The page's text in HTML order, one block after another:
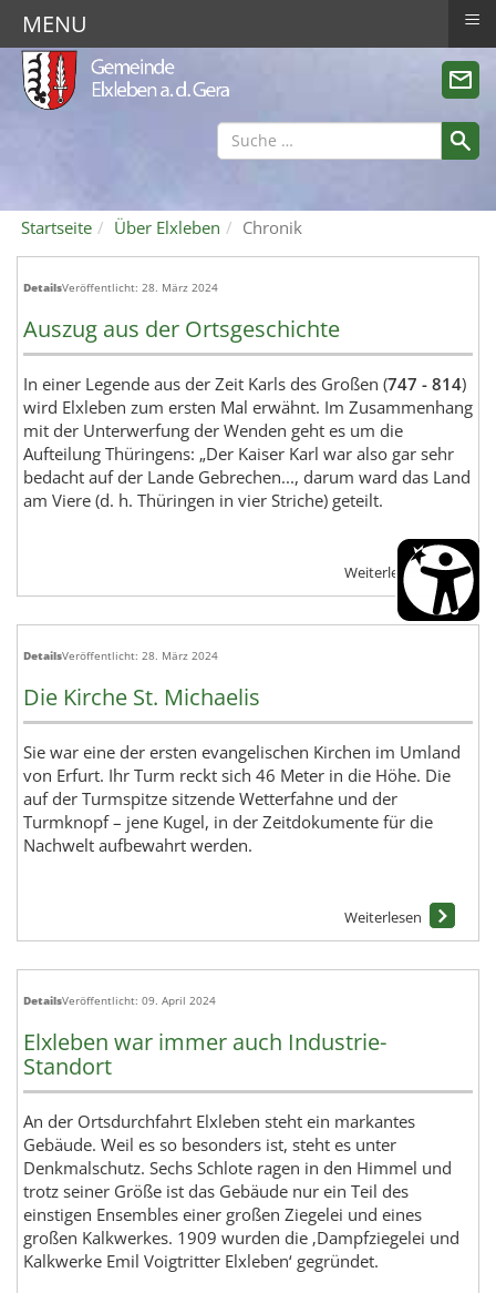
Startseite Über Elxleben Chronik
Auszug aus der Ortsgeschichte
DetailsVeröffentlicht: 28. März 2024
In einer Legende aus der Zeit Karls des Großen (747 - 814)
wird Elxleben zum ersten Mal erwähnt. Im Zusammenhang
mit der Unterwerfung der Wenden geht es um die
Aufteilung Thüringens: „Der Kaiser Karl war also gar sehr
bedacht auf der Lande Gebrechen..., darum ward das Land
am Viere (d. h. Thüringen in vier Striche) geteilt.
Die Kirche St. Michaelis
DetailsVeröffentlicht: 28. März 2024
Sie war eine der ersten evangelischen Kirchen im Umland
von Erfurt. Ihr Turm reckt sich 46 Meter in die Höhe. Die
auf der Turmspitze sitzende Wetterfahne und der
Turmknopf – jene Kugel, in der Zeitdokumente für die
Nachwelt aufbewahrt werden.
Elxleben war immer auch Industrie-
Standort
DetailsVeröffentlicht: 09. April 2024
An der Ortsdurchfahrt Elxleben steht ein markantes
Gebäude. Weil es so besonders ist, steht es unter
Denkmalschutz. Sechs Schlote ragen in den Himmel und
trotz seiner Größe ist das Gebäude nur ein Teil des
einstigen Ensembles einer großen Ziegelei und eines
großen Kalkwerkes. 1909 wurden die ‚Dampfziegelei und
Kalkwerke Emil Voigtritter Elxleben‘ gegründet.
MENU ≡